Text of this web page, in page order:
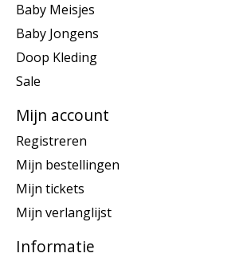
Baby Meisjes
Baby Jongens
Doop Kleding
Sale
Mijn account
Registreren
Mijn bestellingen
Mijn tickets
Mijn verlanglijst
Informatie